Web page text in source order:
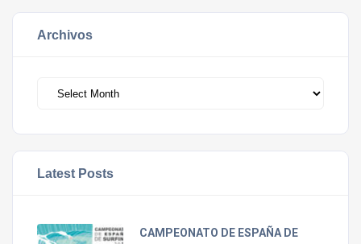
Archivos
Latest Posts
CAMPEONATO DE ESPAÑA DE